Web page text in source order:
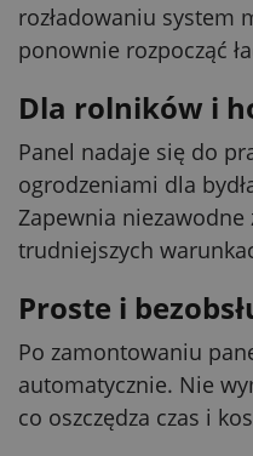
rozładowaniu system
ponownie rozpocząć
Dla rolników i
Panel nadaje się do
ogrodzeniami dla
Zapewnia niezawodne
trudniejszych
Proste i
Po zamontowaniu
automatycznie. Nie
co oszczędza czas i